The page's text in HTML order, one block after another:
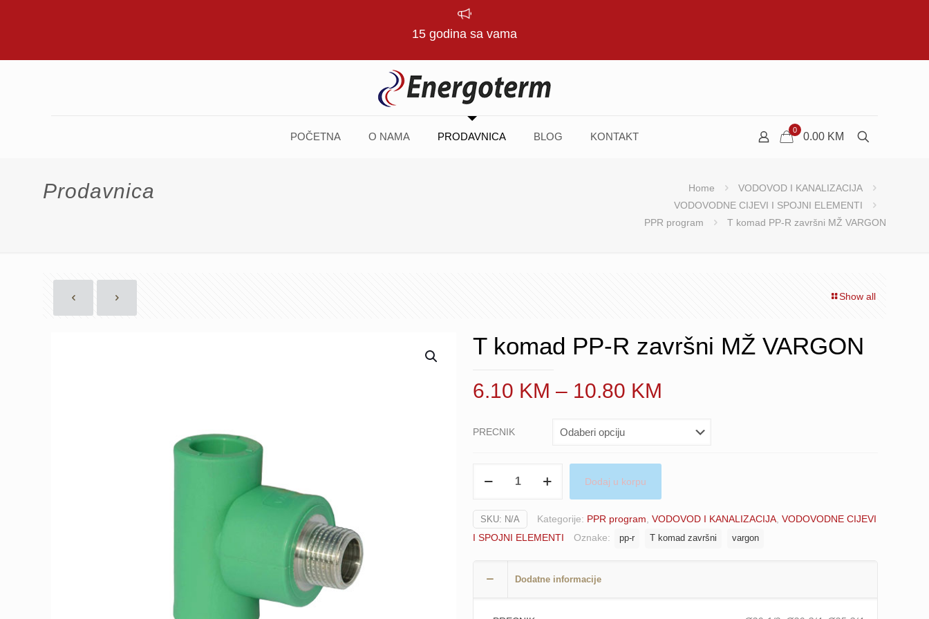
15 godina sa vama
POČETNA O NAMA PRODAVNICA BLOG KONTAKT
0
0.00 KM
Prodavnica Home
VODOVOD I KANALIZACIJA
VODOVODNE CIJEVI I SPOJNI ELEMENTI
PPR program
T komad PP-R završni MŽ VARGON
Show all
T komad PP-R završni MŽ VARGON
6.10 KM – 10.80 KM
6.10 KM
PRECNIK
završni
Dodaj u korpu
SKU: N/A Kategorije: PPR program VODOVOD I KANALIZACIJA VODOVODNE CIJEVI
I SPOJNI ELEMENTI
Oznake: pp-r T komad završni vargon
Dodatne informacije